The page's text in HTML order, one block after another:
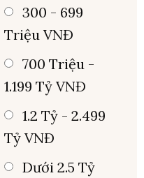
300 - 699
Triệu VNĐ
700 Triệu -
1.199 Tỷ VNĐ
1.2 Tỷ - 2.499
Tỷ VNĐ
Dưới 2.5 Tỷ